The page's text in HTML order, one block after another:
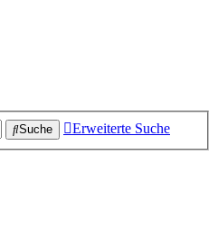
Suche
Erweiterte Suche